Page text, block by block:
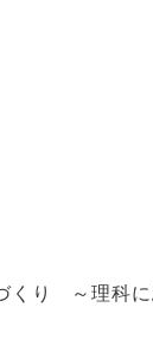
くり ～理科